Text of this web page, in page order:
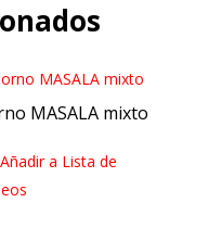
MASALA mixto
Añadir a Lista de